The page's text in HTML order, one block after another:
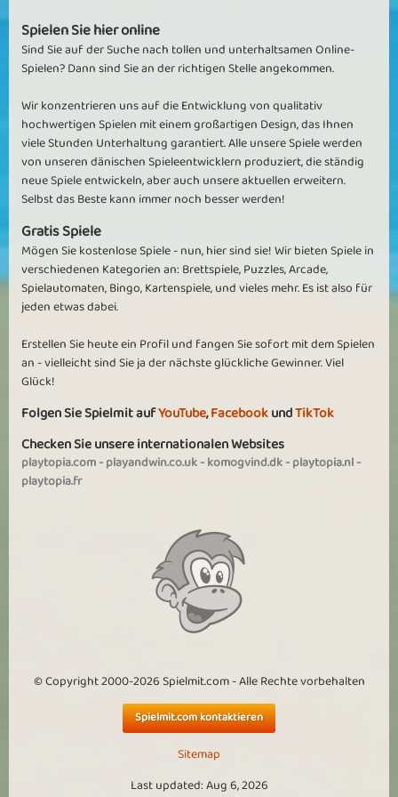
OBabyPupsio
Endlich was neues! Mehr davon
ständige gewarte wie bei town und farm. Man muss nachdenken
und ENDLICH selbst aktiv werden! SEHR GUT!!! Bitte Bitte , lasst
schnell weiter so tolle neue spiele kommen !
Eva63
Leider wieder auf ein Stern zurückgehen
Je weiter man kommt hier weniger Felder hat man zum anklicken
völlig sinnfrei man kommt einfach nicht weiter
Auszeichnung für die Polizisten werden auch nicht gezählt
Das heißt es ist nach wenigen Wochen schon die Luft aus dem
Schade denn eigentlich wäre die Idee gut gewesen aber mal wieder
viel zu schwer eingestellt
Mehr sehen
Spielen Sie hier online
Sind Sie auf der Suche nach tollen und unterhaltsamen Online-
Spielen? Dann sind Sie an der richtigen Stelle angekommen.
Wir konzentrieren uns auf die Entwicklung von qualitativ
hochwertigen Spielen mit einem großartigen Design, das Ihnen
viele Stunden Unterhaltung garantiert. Alle unsere Spiele werden
von unseren dänischen Spieleentwicklern produziert, die ständig
neue Spiele entwickeln, aber auch unsere aktuellen erweitern.
Selbst das Beste kann immer noch besser werden!
Gratis Spiele
Mögen Sie kostenlose Spiele - nun, hier sind sie! Wir bieten Spiele in
verschiedenen Kategorien an: Brettspiele, Puzzles, Arcade,
Spielautomaten, Bingo, Kartenspiele, und vieles mehr. Es ist also für
jeden etwas dabei.
Erstellen Sie heute ein Profil und fangen Sie sofort mit dem Spielen
an - vielleicht sind Sie ja der nächste glückliche Gewinner. Viel
Glück!
Folgen Sie Spielmit aufYouTube,FacebookundTikTok
Checken Sie unsere internationalen Websites
playtopia.com-playandwin.co.uk-komogvind.dk-playtopia.nl-
playtopia.fr
© Copyright 2000-2026 Spielmit.com - Alle Rechte vorbehalten
Spielmit.com kontaktieren
Sitemap
Last updated: Aug 6, 2026